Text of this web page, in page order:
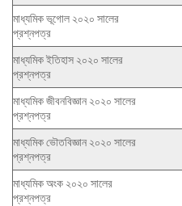
মাধ্যমিক ভূগোল ২০২০ সালের
প্রশ্নপত্র
মাধ্যমিক ইতিহাস ২০২০ সালের
প্রশ্নপত্র
মাধ্যমিক জীবনবিজ্ঞান ২০২০ সালের
প্রশ্নপত্র
মাধ্যমিক ভৌতবিজ্ঞান ২০২০ সালের
প্রশ্নপত্র
মাধ্যমিক অংক ২০২০ সালের
প্রশ্নপত্র